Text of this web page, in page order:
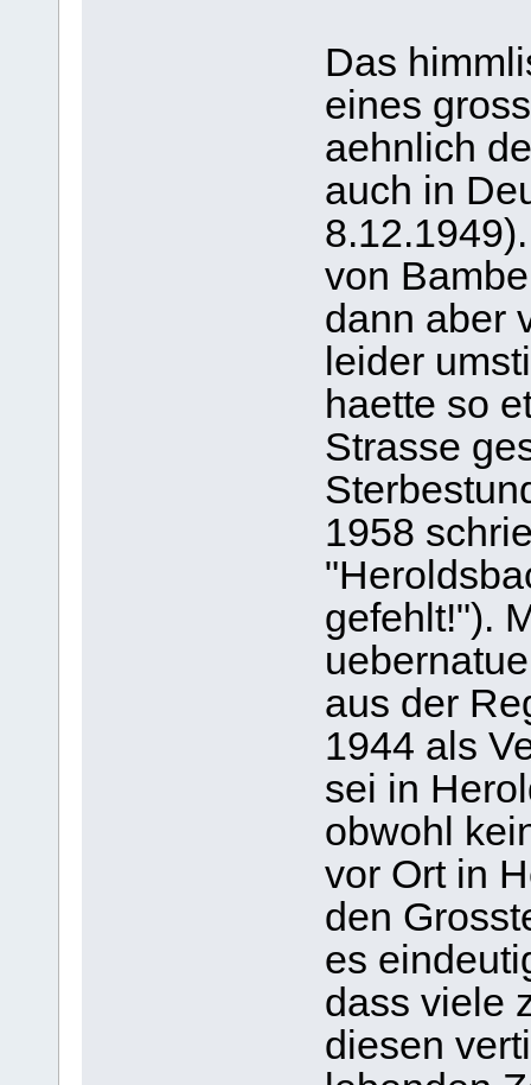
Das
eines
aehnlich
auch in
von
dann aber
leider
haette so
Strasse
1958
gefehlt!").
aus der
1944 als
sei in
obwohl
vor Ort in
den
es
dass viele
diesen